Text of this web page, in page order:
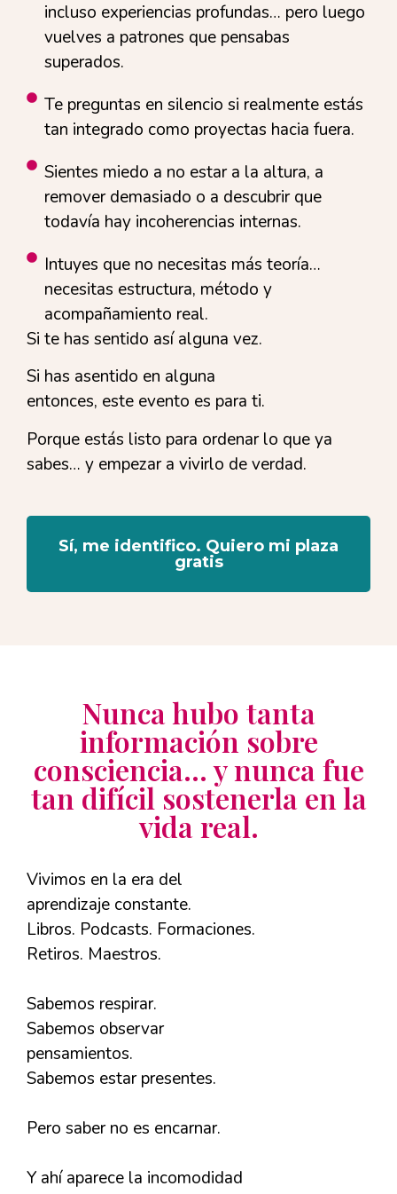
incluso experiencias profundas… pero luego
vuelves a patrones que pensabas
superados.
Te preguntas en silencio si realmente estás
tan integrado como proyectas hacia fuera.
Sientes miedo a no estar a la altura, a
remover demasiado o a descubrir que
todavía hay incoherencias internas.
Intuyes que no necesitas más teoría…
necesitas estructura, método y
acompañamiento real.
Si te has sentido así alguna vez.
Si has asentido en alguna
entonces, este evento es para ti.
Porque estás listo para ordenar lo que ya
sabes… y empezar a vivirlo de verdad.
Sí, me identifico. Quiero mi plaza
gratis
Nunca hubo tanta
información sobre
consciencia… y nunca fue
tan difícil sostenerla en la
vida real.
Vivimos en la era del
aprendizaje constante.
Libros. Podcasts. Formaciones.
Retiros. Maestros.
Sabemos respirar.
Sabemos observar
pensamientos.
Sabemos estar presentes.
Pero saber no es encarnar.
Y ahí aparece la incomodidad